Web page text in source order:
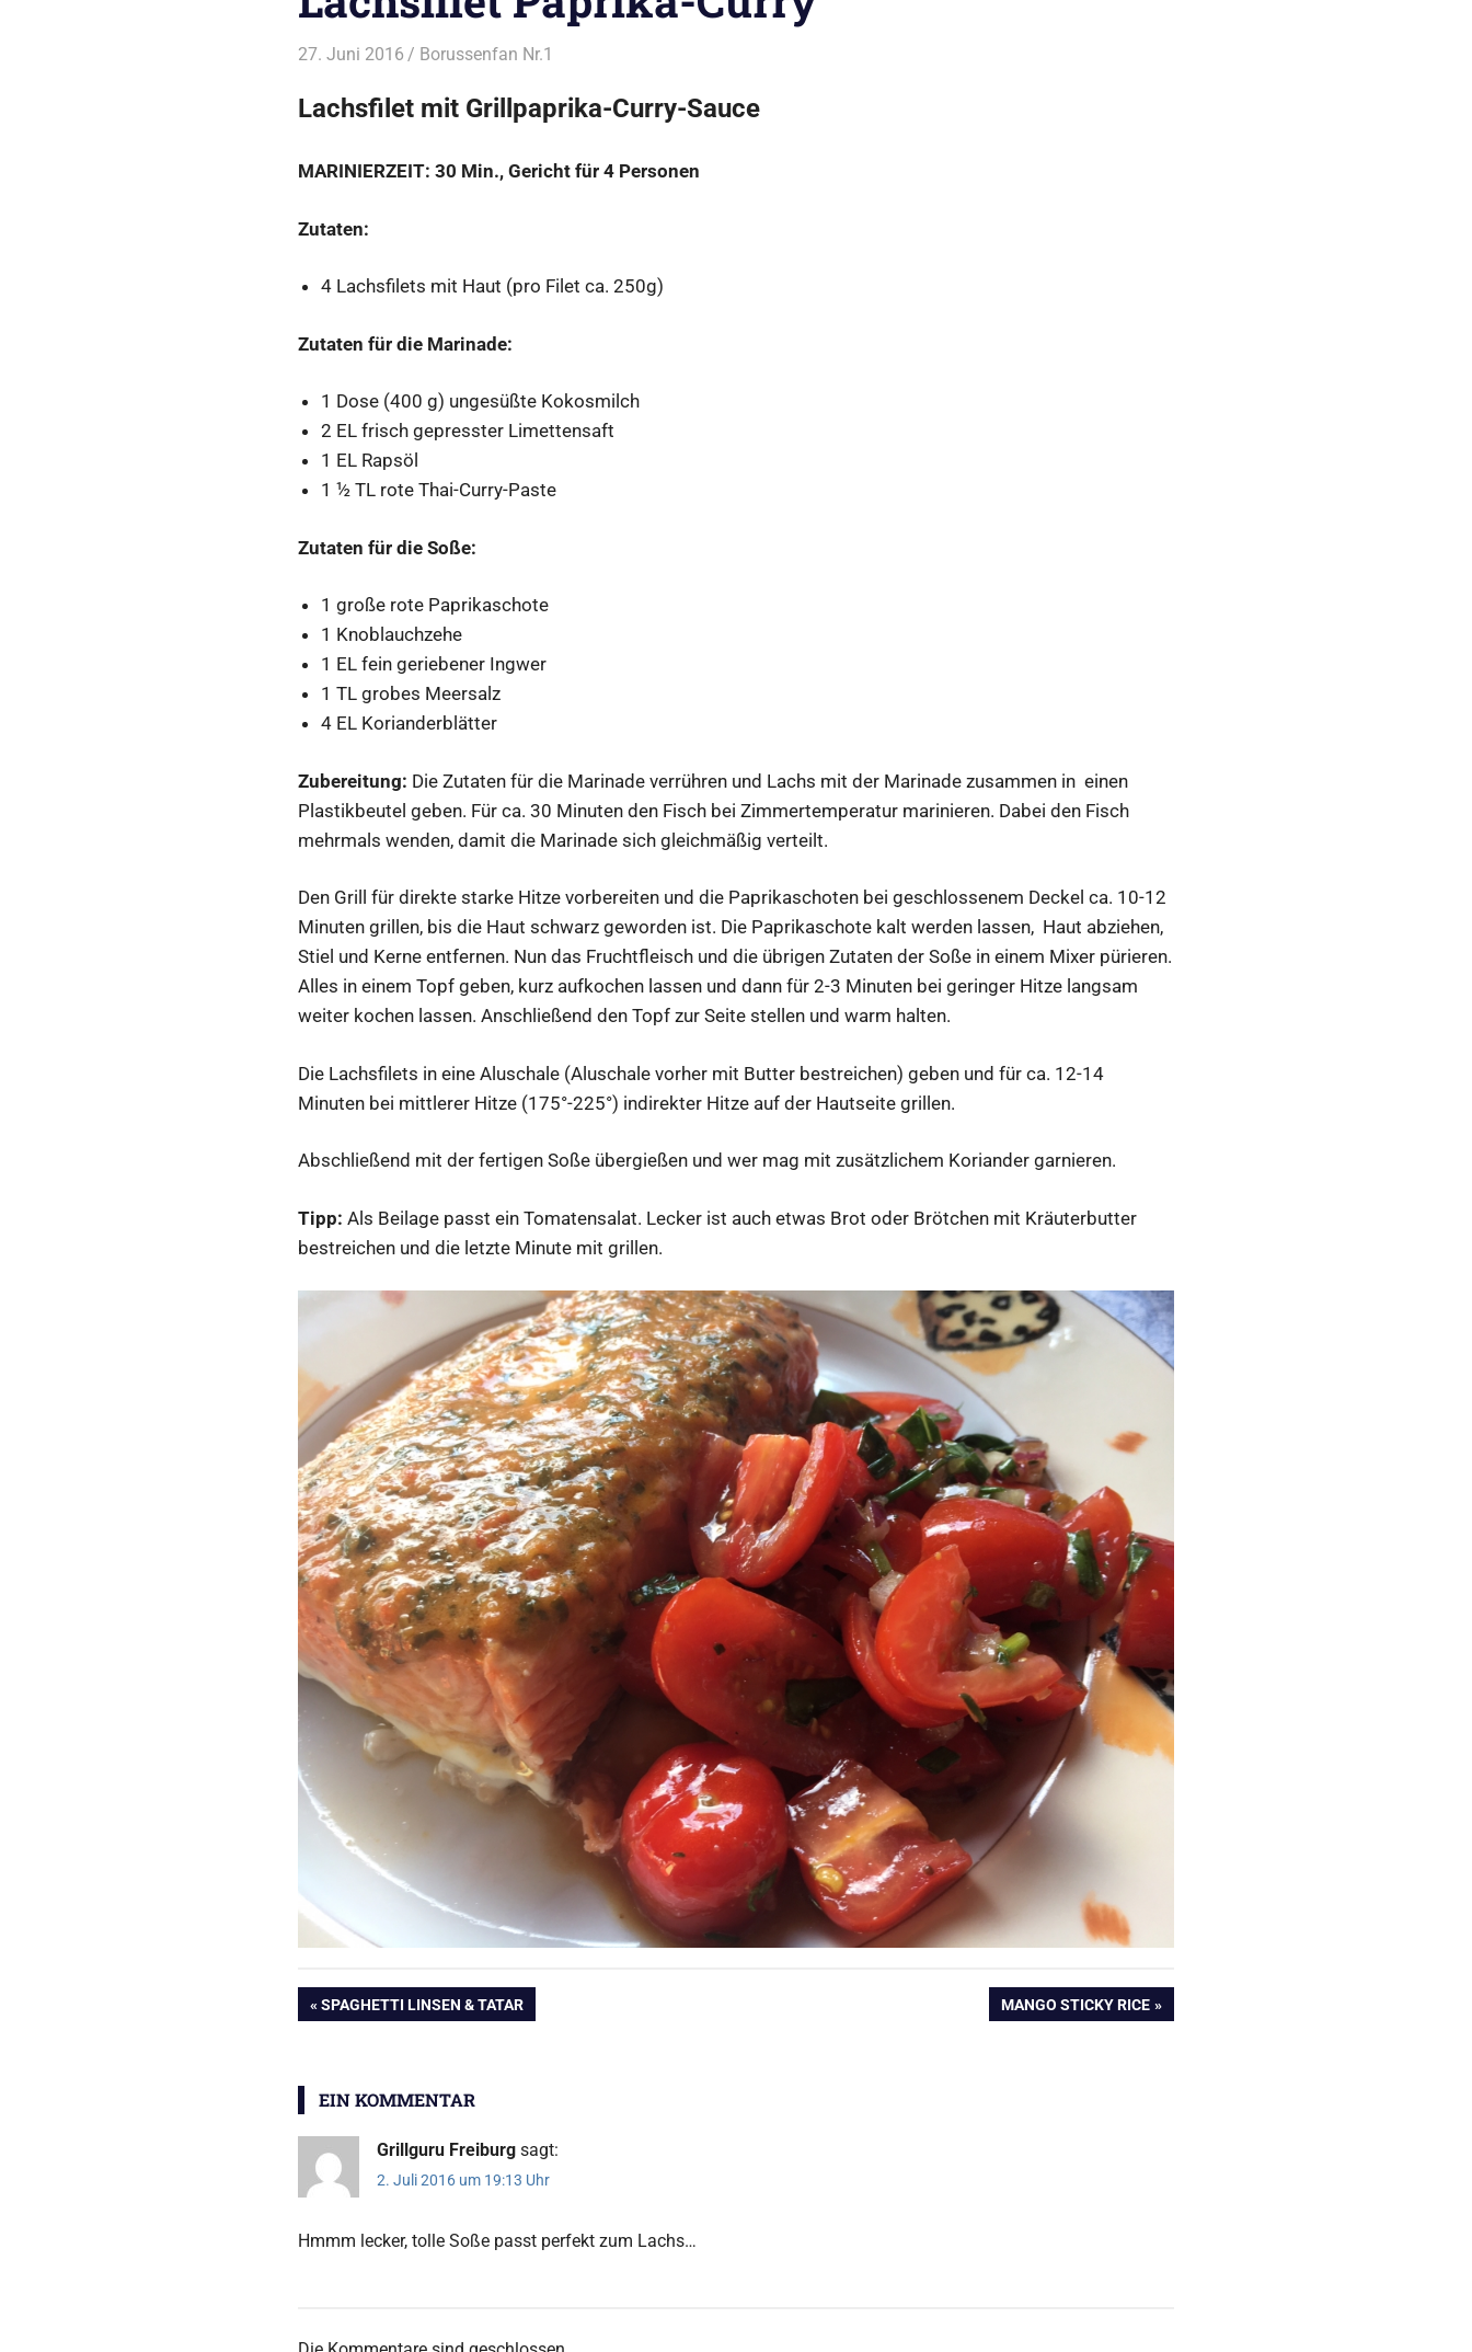
27. Juni 2016 Borussenfan Nr.1
Lachsfilet mit Grillpaprika-Curry-Sauce
MARINIERZEIT: 30 Min., Gericht für 4 Personen
Zutaten:
4 Lachsfilets mit Haut (pro Filet ca. 250g)
Zutaten für die Marinade:
1 Dose (400 g) ungesüßte Kokosmilch
2 EL frisch gepresster Limettensaft
1 EL Rapsöl
1 ½ TL rote Thai-Curry-Paste
Zutaten für die Soße:
1 große rote Paprikaschote
1 Knoblauchzehe
1 EL fein geriebener Ingwer
1 TL grobes Meersalz
4 EL Korianderblätter
Zubereitung: Die Zutaten für die Marinade verrühren und Lachs mit der Marinade zusammen in einen
Plastikbeutel geben. Für ca. 30 Minuten den Fisch bei Zimmertemperatur marinieren. Dabei den Fisch
mehrmals wenden, damit die Marinade sich gleichmäßig verteilt.
Den Grill für direkte starke Hitze vorbereiten und die Paprikaschoten bei geschlossenem Deckel ca. 10-12
Minuten grillen, bis die Haut schwarz geworden ist. Die Paprikaschote kalt werden lassen, Haut abziehen,
Stiel und Kerne entfernen. Nun das Fruchtfleisch und die übrigen Zutaten der Soße in einem Mixer pürieren.
Alles in einem Topf geben, kurz aufkochen lassen und dann für 2-3 Minuten bei geringer Hitze langsam
weiter kochen lassen. Anschließend den Topf zur Seite stellen und warm halten.
Die Lachsfilets in eine Aluschale (Aluschale vorher mit Butter bestreichen) geben und für ca. 12-14
Minuten bei mittlerer Hitze (175°-225°) indirekter Hitze auf der Hautseite grillen.
Abschließend mit der fertigen Soße übergießen und wer mag mit zusätzlichem Koriander garnieren.
Tipp: Als Beilage passt ein Tomatensalat. Lecker ist auch etwas Brot oder Brötchen mit Kräuterbutter
bestreichen und die letzte Minute mit grillen.
Beitragsnavigation
VORHERIGER
SPAGHETTI LINSEN & TATAR
NÄCHSTER
MANGO STICKY RICE
EIN KOMMENTAR
Grillguru Freiburg sagt:
2. Juli 2016 um 19:13 Uhr
Hmmm lecker, tolle Soße passt perfekt zum Lachs…